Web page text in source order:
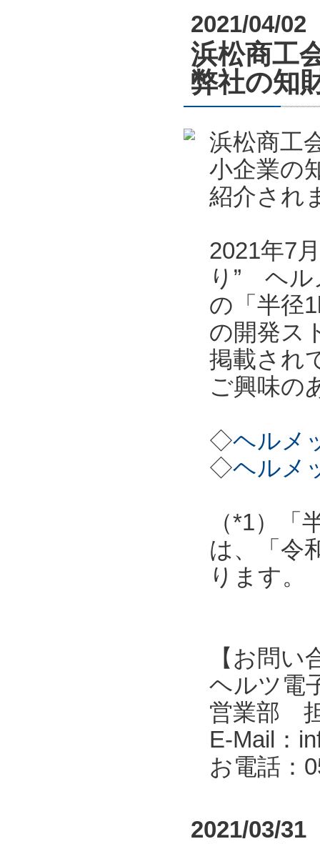
2021/04/02
浜松商工
弊社の知
浜松商工
小企業の
紹介され
2021年7
り” ヘル
の「半径
の開発ス
掲載され
ご興味の
◇ヘルメ
◇ヘルメ
（*1）
は、「令
ります。
【お問い
ヘルツ電
営業部
E-Mail：
お電話：
2021/03/31